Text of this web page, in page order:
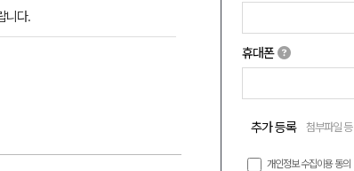
휴대폰
추가 등록 첨부파일 등
개인정보 수집이용 동의
니다.